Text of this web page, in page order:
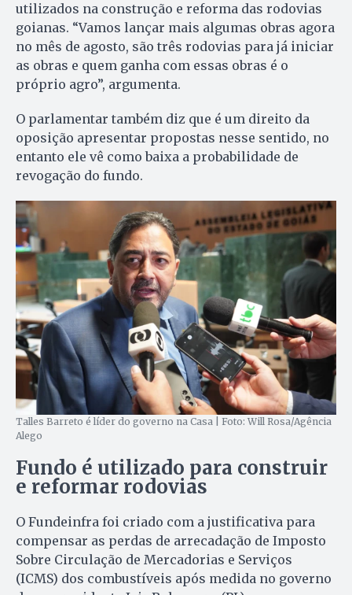
utilizados na construção e reforma das rodovias
goianas. “Vamos lançar mais algumas obras agora
no mês de agosto, são três rodovias para já iniciar
as obras e quem ganha com essas obras é o
próprio agro”, argumenta.
O parlamentar também diz que é um direito da
oposição apresentar propostas nesse sentido, no
entanto ele vê como baixa a probabilidade de
revogação do fundo.
Talles Barreto é líder do governo na Casa | Foto: Will Rosa/Agência
Alego
Fundo é utilizado para construir
e reformar rodovias
O Fundeinfra foi criado com a justificativa para
compensar as perdas de arrecadação de Imposto
Sobre Circulação de Mercadorias e Serviços
(ICMS) dos combustíveis após medida no governo